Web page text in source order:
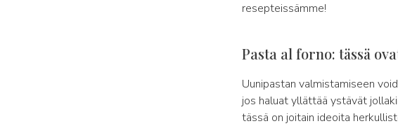
resepteissämme!
Pasta al forno: tässä
Uunipastan valmistamiseen
jos haluat yllättää ystävät
tässä on joitain ideoita